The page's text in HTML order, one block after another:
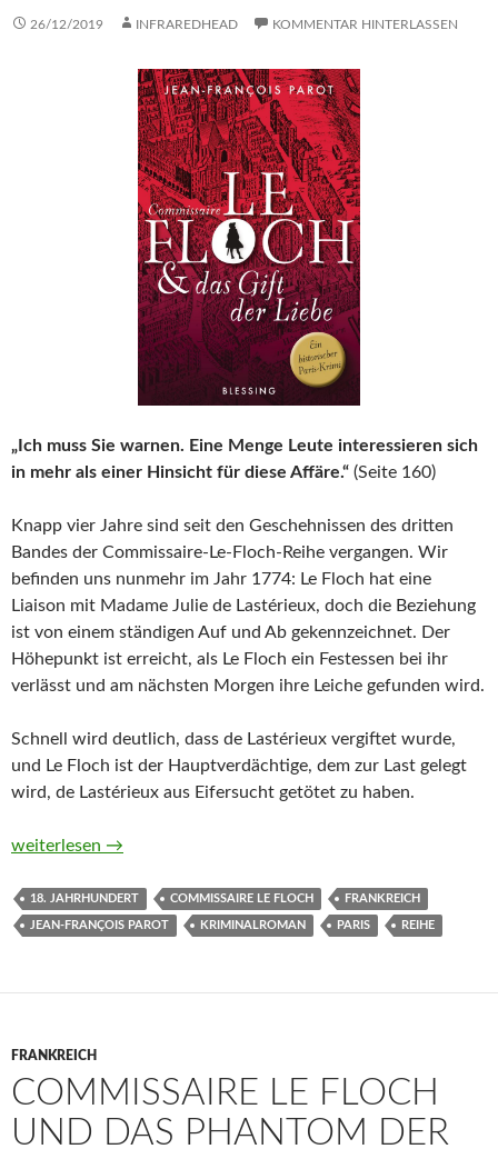
26/12/2019 INFRAREDHEAD KOMMENTAR HINTERLASSEN
„Ich muss Sie warnen. Eine Menge Leute interessieren sich
in mehr als einer Hinsicht für diese Affäre.“ (Seite 160)
Knapp vier Jahre sind seit den Geschehnissen des dritten
Bandes der Commissaire-Le-Floch-Reihe vergangen. Wir
befinden uns nunmehr im Jahr 1774: Le Floch hat eine
Liaison mit Madame Julie de Lastérieux, doch die Beziehung
ist von einem ständigen Auf und Ab gekennzeichnet. Der
Höhepunkt ist erreicht, als Le Floch ein Festessen bei ihr
verlässt und am nächsten Morgen ihre Leiche gefunden wird.
Schnell wird deutlich, dass de Lastérieux vergiftet wurde,
und Le Floch ist der Hauptverdächtige, dem zur Last gelegt
wird, de Lastérieux aus Eifersucht getötet zu haben.
Commissaire Le Floch und das Gift der Liebe von Jean-
weiterlesen →
18. JAHRHUNDERT COMMISSAIRE LE FLOCH FRANKREICH
JEAN-FRANÇOIS PAROT KRIMINALROMAN PARIS REIHE
FRANKREICH
COMMISSAIRE LE FLOCH
UND DAS PHANTOM DER